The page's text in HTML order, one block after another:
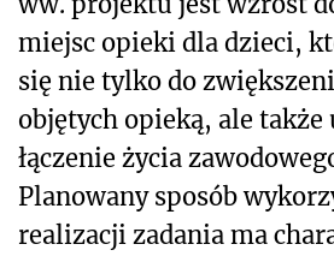
miejsc opieki dla dzieci,
się nie tylko do
objętych opieką, ale
łączenie życia
Planowany sposób
realizacji zadania ma